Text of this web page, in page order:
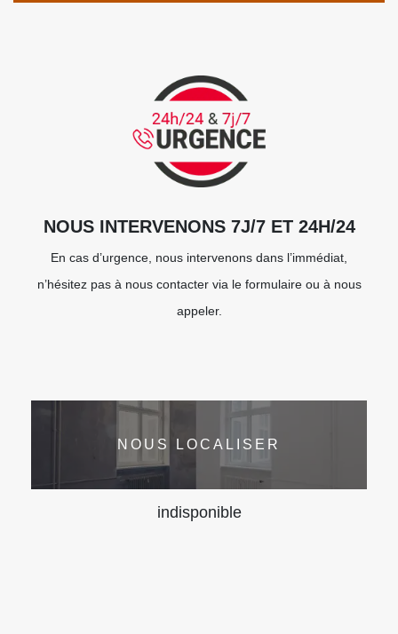
NOUS INTERVENONS 7J/7 ET 24H/24
En cas d’urgence, nous intervenons dans l’immédiat,
n’hésitez pas à nous contacter via le formulaire ou à nous
appeler.
NOUS LOCALISER
indisponible